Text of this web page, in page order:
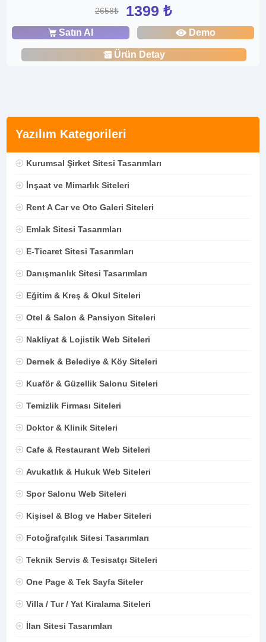
Yazılım Kategorileri
Kurumsal Şirket Sitesi Tasarımları
İnşaat ve Mimarlık Siteleri
Rent A Car ve Oto Galeri Siteleri
Emlak Sitesi Tasarımları
E-Ticaret Sitesi Tasarımları
Danışmanlık Sitesi Tasarımları
Eğitim & Kreş & Okul Siteleri
Otel & Salon & Pansiyon Siteleri
Nakliyat & Lojistik Web Siteleri
Dernek & Belediye & Köy Siteleri
Kuaför & Güzellik Salonu Siteleri
Temizlik Firması Siteleri
Doktor & Klinik Siteleri
Cafe & Restaurant Web Siteleri
Avukatlık & Hukuk Web Siteleri
Spor Salonu Web Siteleri
Kişisel & Blog ve Haber Siteleri
Fotoğrafçılık Sitesi Tasarımları
Teknik Servis & Tesisatçı Siteleri
One Page & Tek Sayfa Siteler
Villa / Tur / Yat Kiralama Siteleri
İlan Sitesi Tasarımları
2658₺ 1399 ₺
Satın Al Demo
Ürün Detay